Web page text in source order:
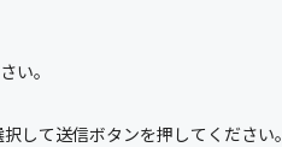
い。
して送信ボタンを押してください。